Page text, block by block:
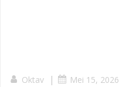
Oktav | Mei 15, 2026